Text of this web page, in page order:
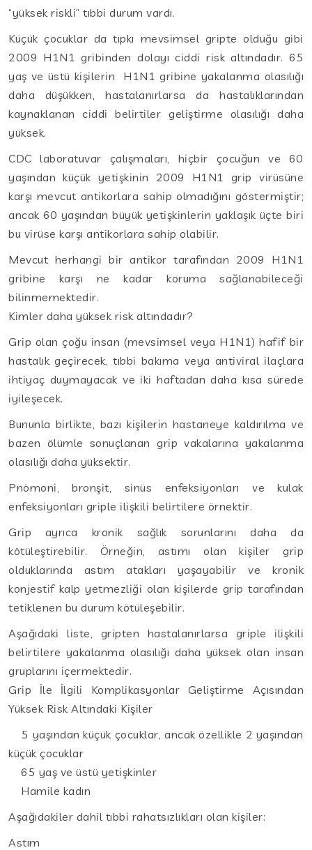
“yüksek riskli” tıbbi durum vardı.
Küçük çocuklar da tıpkı mevsimsel gripte olduğu gibi
2009 H1N1 gribinden dolayı ciddi risk altındadır. 65
yaş ve üstü kişilerin H1N1 gribine yakalanma olasılığı
daha düşükken, hastalanırlarsa da hastalıklarından
kaynaklanan ciddi belirtiler geliştirme olasılığı daha
yüksek.
CDC laboratuvar çalışmaları, hiçbir çocuğun ve 60
yaşından küçük yetişkinin 2009 H1N1 grip virüsüne
karşı mevcut antikorlara sahip olmadığını göstermiştir;
ancak 60 yaşından büyük yetişkinlerin yaklaşık üçte biri
bu virüse karşı antikorlara sahip olabilir.
Mevcut herhangi bir antikor tarafından 2009 H1N1
gribine karşı ne kadar koruma sağlanabileceği
bilinmemektedir.
Kimler daha yüksek risk altındadır?
Grip olan çoğu insan (mevsimsel veya H1N1) hafif bir
hastalık geçirecek, tıbbi bakıma veya antiviral ilaçlara
ihtiyaç duymayacak ve iki haftadan daha kısa sürede
iyileşecek.
Bununla birlikte, bazı kişilerin hastaneye kaldırılma ve
bazen ölümle sonuçlanan grip vakalarına yakalanma
olasılığı daha yüksektir.
Pnömoni, bronşit, sinüs enfeksiyonları ve kulak
enfeksiyonları griple ilişkili belirtilere örnektir.
Grip ayrıca kronik sağlık sorunlarını daha da
kötüleştirebilir. Örneğin, astımı olan kişiler grip
olduklarında astım atakları yaşayabilir ve kronik
konjestif kalp yetmezliği olan kişilerde grip tarafından
tetiklenen bu durum kötüleşebilir.
Aşağıdaki liste, gripten hastalanırlarsa griple ilişkili
belirtilere yakalanma olasılığı daha yüksek olan insan
gruplarını içermektedir.
Grip İle İlgili Komplikasyonlar Geliştirme Açısından
Yüksek Risk Altındaki Kişiler
5 yaşından küçük çocuklar, ancak özellikle 2 yaşından
küçük çocuklar
65 yaş ve üstü yetişkinler
Hamile kadın
Aşağıdakiler dahil tıbbi rahatsızlıkları olan kişiler:
Astım